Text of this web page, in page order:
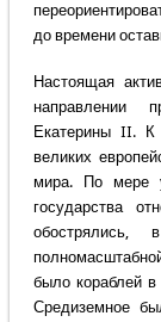
до времени
Настоящая
направлении
Екатерины II. К
великих
мира. По мере
государства
было кораблей
Средиземное